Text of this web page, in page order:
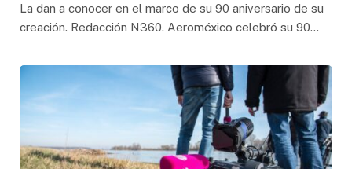
La dan a conocer en el marco de su 90 aniversario de su
creación. Redacción N360. Aeroméxico celebró su 90…